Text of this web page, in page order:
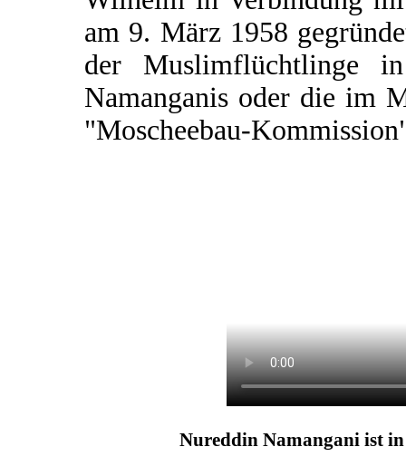
am 9. März 1958
der Muslimflüchtlinge
Namanganis oder die im
"Moscheebau-
Nureddin Namangani ist in